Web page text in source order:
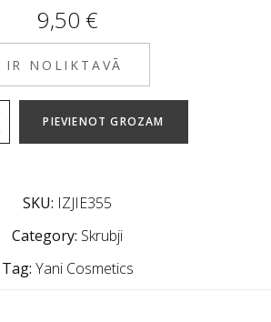
9,50 €
IR NOLIKTAVĀ
PIEVIENOT GROZAM
SKU: IZJIE355
Category: Skrubji
Tag: Yani Cosmetics